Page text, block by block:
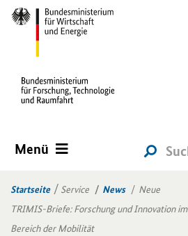
Menü
Startseite Service News
Neue
TRIMIS-Briefe: Forschung und Innovation im
Bereich der Mobilität